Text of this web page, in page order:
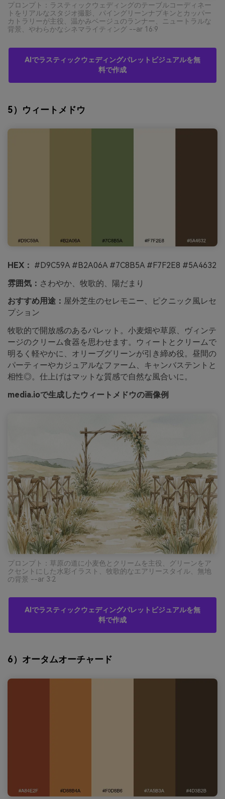
プロンプト：ラスティックウェディングのテーブルコーディネー
トをリアルなスタジオ撮影、パイングリーンナプキンとカッパー
カトラリーが主役、温かみベージュのランナー、ニュートラルな
背景、やわらかなシネマライティング --ar 16:9
AIでラスティックウェディングパレットビジュアルを無
料で作成
5）ウィートメドウ
HEX： #D9C59A #B2A06A #7C8B5A #F7F2E8 #5A4632
雰囲気： さわやか、牧歌的、陽だまり
おすすめ用途： 屋外芝生のセレモニー、ピクニック風レセ
プション
牧歌的で開放感のあるパレット。小麦畑や草原、ヴィンテ
ージのクリーム食器を思わせます。ウィートとクリームで
明るく軽やかに、オリーブグリーンが引き締め役。昼間の
パーティーやカジュアルなファーム、キャンバステントと
相性◎。仕上げはマットな質感で自然な風合いに。
media.ioで生成したウィートメドウの画像例
プロンプト：草原の道に小麦色とクリームを主役、グリーンをア
クセントにした水彩イラスト、牧歌的なエアリースタイル、無地
の背景 --ar 3:2
AIでラスティックウェディングパレットビジュアルを無
料で作成
6）オータムオーチャード